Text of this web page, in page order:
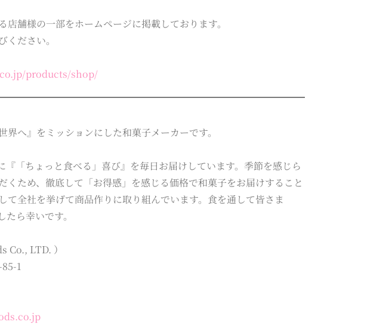
舗様の一部をホームページに掲載しております。
ださい。
products/shop/
へ』をミッションにした和菓子メーカーです。
「ちょっと食べる」喜び』を毎日お届けしています。季節を感じら
くため、徹底して「お得感」を感じる価格で和菓子をお届けすること
て全社を挙げて商品作りに取り組んでいます。食を通して皆さま
ら幸いです。
Co., LTD. ）
1